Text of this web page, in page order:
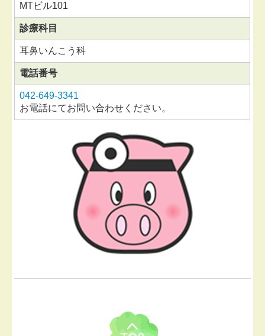
MTビル101
診療科目
耳鼻いんこう科
電話番号
042-649-3341
お電話にてお問い合わせください。